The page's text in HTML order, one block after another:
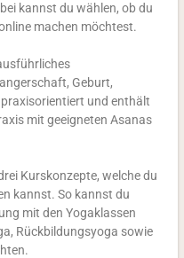
kannst du wählen, ob du
machen möchtest.
Geburt,
und enthält
mit geeigneten Asanas
Kurskonzepte, welche du
kannst. So kannst du
mit den Yogaklassen
Rückbildungsyoga sowie